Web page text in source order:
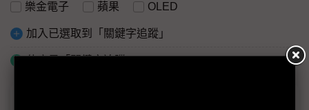
樂金電子
蘋果 OLED
加入已選取到「關鍵字追蹤」
什麼是「關鍵字追蹤」